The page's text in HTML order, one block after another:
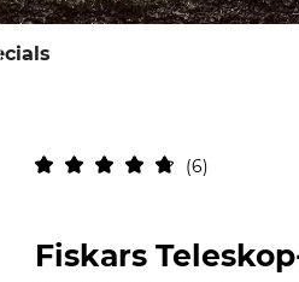
6
Fiskars